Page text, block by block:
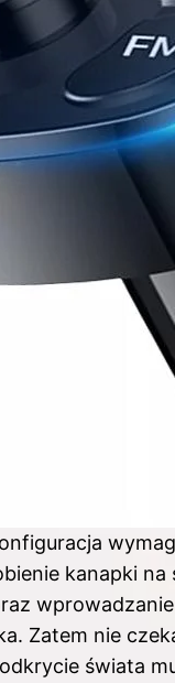
kanapki
Zatem nie
świata